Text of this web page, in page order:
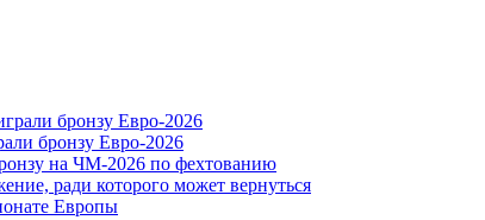
бронзу Евро-2026
на ЧМ-2026 по фехтованию
ради которого может вернуться
Европы